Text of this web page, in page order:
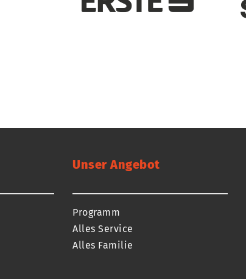
Unser Angebot
Programm
Alles Service
Alles Familie